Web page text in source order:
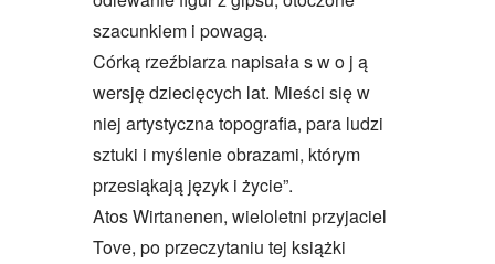
szacunkiem i powagą.
Córką rzeźbiarza napisała s w o j ą
wersję dziecięcych lat. Mieści się w
niej artystyczna topografia, para ludzi
sztuki i myślenie obrazami, którym
przesiąkają język i życie”.
Atos Wirtanenen, wieloletni przyjaciel
Tove, po przeczytaniu tej książki